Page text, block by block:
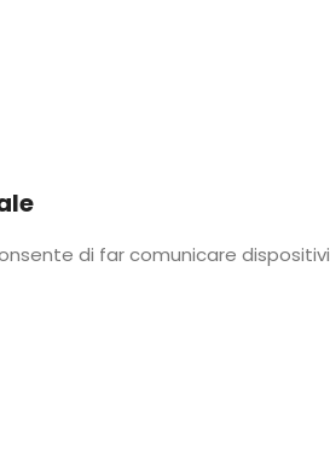
di far comunicare dispositivi